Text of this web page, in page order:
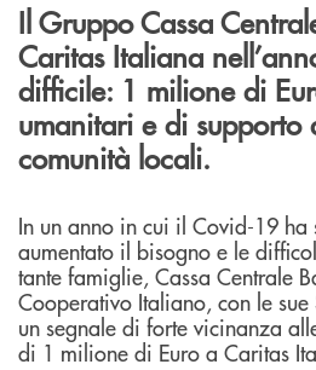
Il Gruppo Cassa
Caritas Italiana
difficile: 1 milione di
umanitari e di supporto
comunità locali.
In un anno in cui il Covid-19 ha
aumentato il bisogno e le
tante famiglie, Cassa Centrale
Cooperativo Italiano, con le
un segnale di forte vicinanza
di 1 milione di Euro a Caritas